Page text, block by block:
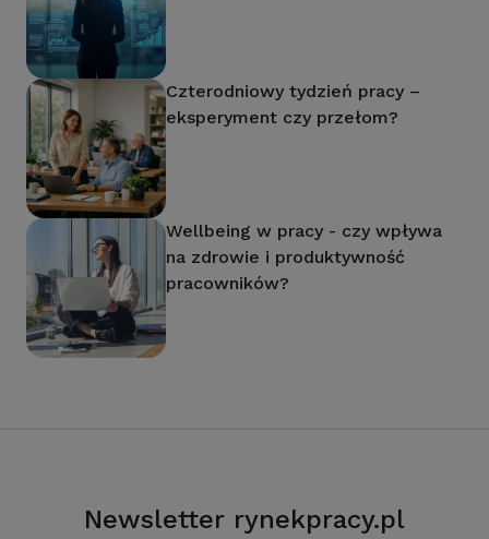
Czterodniowy tydzień pracy –
eksperyment czy przełom?
Wellbeing w pracy - czy wpływa
na zdrowie i produktywność
pracowników?
Newsletter rynekpracy.pl